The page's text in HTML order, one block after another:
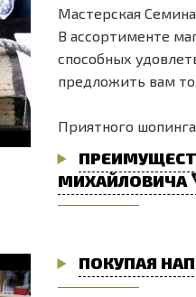
Мастерская
В ассортименте
способных
предложить вам
Приятного
МИХАЙЛОВИЧА
ПОКУПАЯ